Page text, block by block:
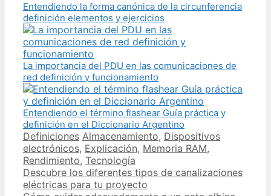
Entendiendo la forma canónica de la circunferencia
definición elementos y ejercicios
La importancia del PDU en las comunicaciones de
red definición y funcionamiento
Entendiendo el término flashear Guía práctica y
definición en el Diccionario Argentino
Categories
Definiciones Tags
Almacenamiento, Dispositivos
electrónicos, Explicación, Memoria RAM,
Rendimiento, Tecnología
Post
navigation
Descubre los diferentes tipos de canalizaciones
eléctricas para tu proyecto